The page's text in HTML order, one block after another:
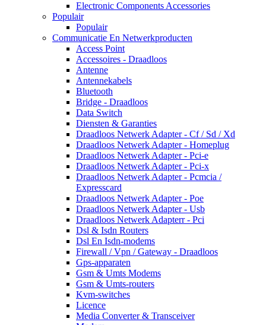
Electronic Components Accessories
Populair
Populair
Communicatie En Netwerkproducten
Access Point
Accessoires - Draadloos
Antenne
Antennekabels
Bluetooth
Bridge - Draadloos
Data Switch
Diensten & Garanties
Draadloos Netwerk Adapter - Cf / Sd / Xd
Draadloos Netwerk Adapter - Homeplug
Draadloos Netwerk Adapter - Pci-e
Draadloos Netwerk Adapter - Pci-x
Draadloos Netwerk Adapter - Pcmcia /
Expresscard
Draadloos Netwerk Adapter - Poe
Draadloos Netwerk Adapter - Usb
Draadloos Netwerk Adapterr - Pci
Dsl & Isdn Routers
Dsl En Isdn-modems
Firewall / Vpn / Gateway - Draadloos
Gps-apparaten
Gsm & Umts Modems
Gsm & Umts-routers
Kvm-switches
Licence
Media Converter & Transceiver